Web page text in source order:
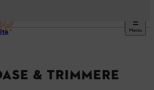
Meniu
& TRIMMERE